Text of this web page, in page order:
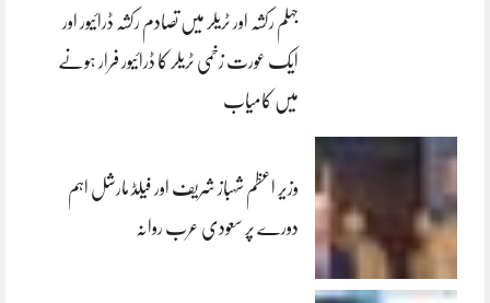
جہلم رکشہ اور ٹریلر میں تصادم رکشہ ڈرائیور اور
ایک عورت زخمی ٹریلر کا ڈرائیور فرار ہونے
میں کامیاب
وزیر اعظم شہباز شریف اور فیلڈ مارشل اہم
دورے پر سعودی عرب روانہ